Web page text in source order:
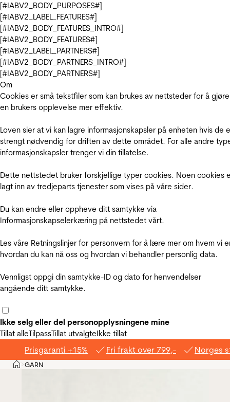
[#IABV2_BODY_PURPOSES#]
[#IABV2_LABEL_FEATURES#]
[#IABV2_BODY_FEATURES_INTRO#]
[#IABV2_BODY_FEATURES#]
[#IABV2_LABEL_PARTNERS#]
[#IABV2_BODY_PARTNERS_INTRO#]
[#IABV2_BODY_PARTNERS#]
Om
Cookies er små tekstfiler som kan brukes av nettsteder for å gjøre
en brukers opplevelse mer effektiv.
Loven sier at vi kan lagre informasjonskapsler på enheten hvis de
strengt nødvendig for driften av dette området. For alle andre
informasjonskapsler trenger vi din tillatelse.
Dette nettstedet bruker forskjellige typer cookies. Noen cookies
lagt inn av tredjeparts tjenester som vises på våre sider.
Du kan endre eller oppheve ditt samtykke via
Informasjonskapselerkæring på nettstedet vårt.
Les våre Retningslinjer for personvern for å lære mer om hvem vi
hvordan du kan nå oss og hvordan vi behandler personlig data.
Vennligst oppgi din samtykke-ID og dato for henvendelser
angående ditt samtykke.
Ikke selg eller del personopplysningene mine
Tillat alleTilpassTillat utvalgteIkke tillat
Prisgaranti +15% Fri frakt over 799,- Norges
Hjem
>GARN